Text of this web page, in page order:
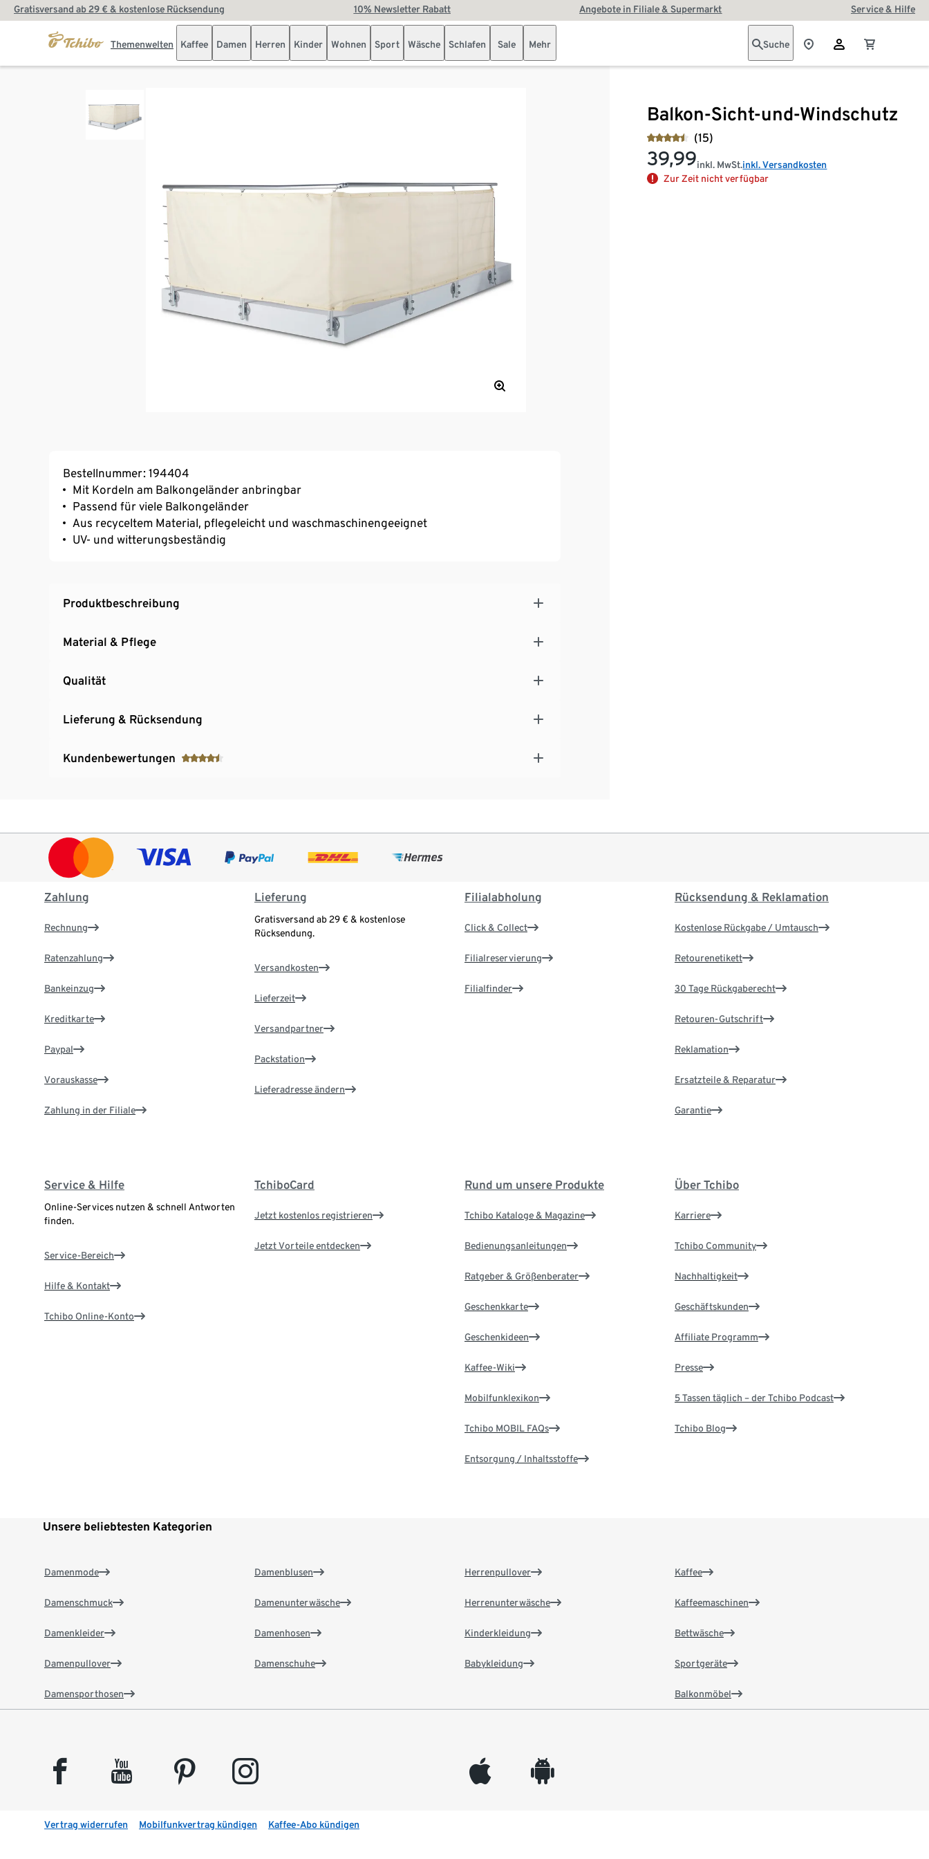
Gratisversand ab 29 € & kostenlose Rücksendung 10% Newsletter Rabatt Angebote in Filiale & Supermarkt Service & Hilfe
Themenwelten Kaffee Damen Herren Kinder Wohnen Sport Wäsche Schlafen Sale Mehr Suche
Balkon-Sicht-und-Windschutz
(15)
39,99inkl. MwSt.inkl. Versandkosten
Zur Zeit nicht verfügbar
Bestellnummer: 194404
Mit Kordeln am Balkongeländer anbringbar
Passend für viele Balkongeländer
Aus recyceltem Material, pflegeleicht und waschmaschinengeeignet
UV- und witterungsbeständig
Produktbeschreibung
Material & Pflege
Qualität
Lieferung & Rücksendung
Kundenbewertungen
Zahlung
Rechnung
Ratenzahlung
Bankeinzug
Kreditkarte
Paypal
Vorauskasse
Zahlung in der Filiale
Lieferung
Gratisversand ab 29 € & kostenlose
Rücksendung.
Versandkosten
Lieferzeit
Versandpartner
Packstation
Lieferadresse ändern
Filialabholung
Click & Collect
Filialreservierung
Filialfinder
Rücksendung & Reklamation
Kostenlose Rückgabe / Umtausch
Retourenetikett
30 Tage Rückgaberecht
Retouren-Gutschrift
Reklamation
Ersatzteile & Reparatur
Garantie
Service & Hilfe
Online-Services nutzen & schnell Antworten
finden.
Service-Bereich
Hilfe & Kontakt
Tchibo Online-Konto
TchiboCard
Jetzt kostenlos registrieren
Jetzt Vorteile entdecken
Rund um unsere Produkte
Tchibo Kataloge & Magazine
Bedienungsanleitungen
Ratgeber & Größenberater
Geschenkkarte
Geschenkideen
Kaffee-Wiki
Mobilfunklexikon
Tchibo MOBIL FAQs
Entsorgung / Inhaltsstoffe
Über Tchibo
Karriere
Tchibo Community
Nachhaltigkeit
Geschäftskunden
Affiliate Programm
Presse
5 Tassen täglich – der Tchibo Podcast
Tchibo Blog
Unsere beliebtesten Kategorien
Damenmode
Damenschmuck
Damenkleider
Damenpullover
Damensporthosen
Damenblusen
Damenunterwäsche
Damenhosen
Damenschuhe
Herrenpullover
Herrenunterwäsche
Kinderkleidung
Babykleidung
Kaffee
Kaffeemaschinen
Bettwäsche
Sportgeräte
Balkonmöbel
facebook youtube pinterest instagram appleinc android
Vertrag widerrufen Mobilfunkvertrag kündigen Kaffee-Abo kündigen